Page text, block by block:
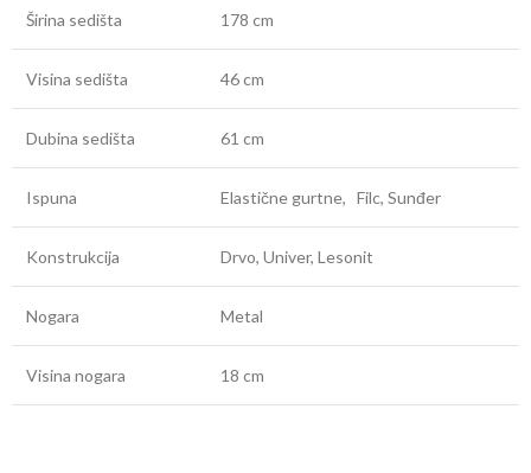
Širina sedišta 178 cm
Visina sedišta 46 cm
Dubina sedišta 61 cm
Ispuna Elastične gurtne, Filc, Sunđer
Konstrukcija Drvo, Univer, Lesonit
Nogara Metal
Visina nogara 18 cm